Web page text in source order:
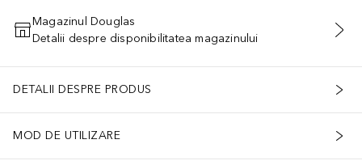
ADĂUGAȚI ÎN COŞ
Magazinul Douglas
Detalii despre disponibilitatea magazinului
DETALII DESPRE PRODUS
MOD DE UTILIZARE